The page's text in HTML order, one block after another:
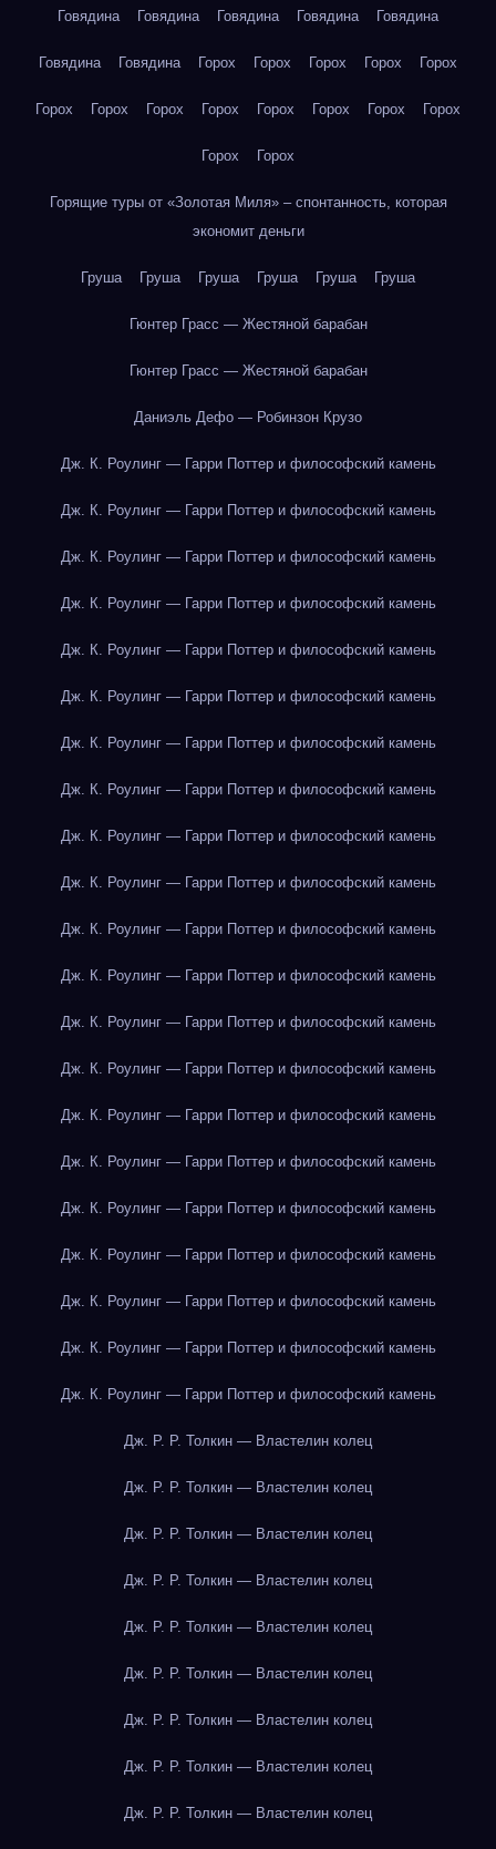
Говядина Говядина Говядина Говядина Говядина
Говядина Говядина Горох Горох Горох Горох Горох
Горох Горох Горох Горох Горох Горох Горох Горох
Горох Горох
Горящие туры от «Золотая Миля» – спонтанность, которая
экономит деньги
Груша Груша Груша Груша Груша Груша
Гюнтер Грасс — Жестяной барабан
Гюнтер Грасс — Жестяной барабан
Даниэль Дефо — Робинзон Крузо
Дж. К. Роулинг — Гарри Поттер и философский камень
Дж. К. Роулинг — Гарри Поттер и философский камень
Дж. К. Роулинг — Гарри Поттер и философский камень
Дж. К. Роулинг — Гарри Поттер и философский камень
Дж. К. Роулинг — Гарри Поттер и философский камень
Дж. К. Роулинг — Гарри Поттер и философский камень
Дж. К. Роулинг — Гарри Поттер и философский камень
Дж. К. Роулинг — Гарри Поттер и философский камень
Дж. К. Роулинг — Гарри Поттер и философский камень
Дж. К. Роулинг — Гарри Поттер и философский камень
Дж. К. Роулинг — Гарри Поттер и философский камень
Дж. К. Роулинг — Гарри Поттер и философский камень
Дж. К. Роулинг — Гарри Поттер и философский камень
Дж. К. Роулинг — Гарри Поттер и философский камень
Дж. К. Роулинг — Гарри Поттер и философский камень
Дж. К. Роулинг — Гарри Поттер и философский камень
Дж. К. Роулинг — Гарри Поттер и философский камень
Дж. К. Роулинг — Гарри Поттер и философский камень
Дж. К. Роулинг — Гарри Поттер и философский камень
Дж. К. Роулинг — Гарри Поттер и философский камень
Дж. К. Роулинг — Гарри Поттер и философский камень
Дж. Р. Р. Толкин — Властелин колец
Дж. Р. Р. Толкин — Властелин колец
Дж. Р. Р. Толкин — Властелин колец
Дж. Р. Р. Толкин — Властелин колец
Дж. Р. Р. Толкин — Властелин колец
Дж. Р. Р. Толкин — Властелин колец
Дж. Р. Р. Толкин — Властелин колец
Дж. Р. Р. Толкин — Властелин колец
Дж. Р. Р. Толкин — Властелин колец